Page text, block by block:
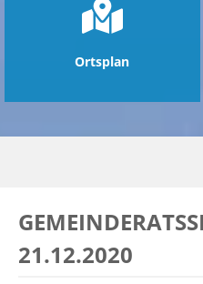
Ortsplan
21.12.2020